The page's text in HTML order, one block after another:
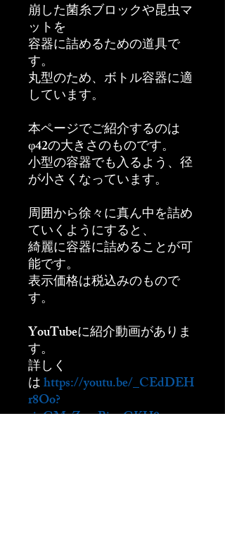
崩した菌糸ブロックや昆虫マ
ットを
容器に詰めるための道具で
す。
丸型のため、ボトル容器に適
しています。
本ページでご紹介するのは
φ42の大きさのものです。
小型の容器でも入るよう、径
が小さくなっています。
周囲から徐々に真ん中を詰め
ていくようにすると、
綺麗に容器に詰めることが可
能です。
表示価格は税込みのもので
す。
YouTubeに紹介動画がありま
す。
詳しく
はhttps://youtu.be/_CEdDEH
r8Oo?
si=GMzZsuxBiwsGKH0p